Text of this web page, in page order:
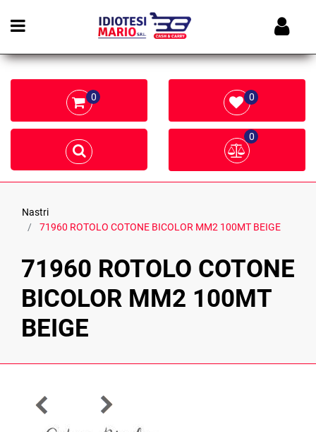
Open menu
0 0
0
Nastri
71960 ROTOLO COTONE BICOLOR MM2 100MT BEIGE
71960 ROTOLO COTONE
BICOLOR MM2 100MT
BEIGE